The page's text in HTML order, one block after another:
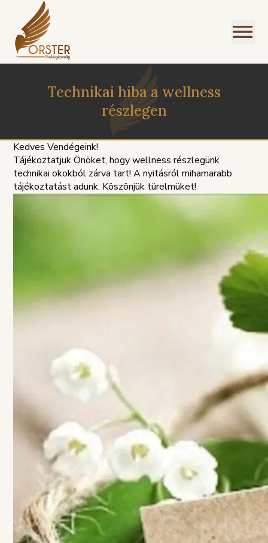
Technikai hiba a wellness
részlegen
Kedves Vendégeink!
Tájékoztatjuk Önöket, hogy wellness részlegünk
technikai okokból zárva tart! A nyitásról mihamarabb
tájékoztatást adunk. Köszönjük türelmüket!